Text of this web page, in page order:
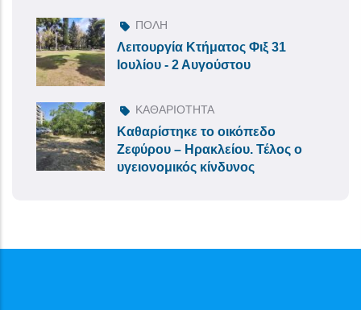
ΠΟΛΗ
Λειτουργία Κτήματος Φιξ 31
Ιουλίου - 2 Αυγούστου
ΚΑΘΑΡΙΟΤΗΤΑ
Καθαρίστηκε το οικόπεδο
Ζεφύρου – Ηρακλείου. Τέλος ο
υγειονομικός κίνδυνος